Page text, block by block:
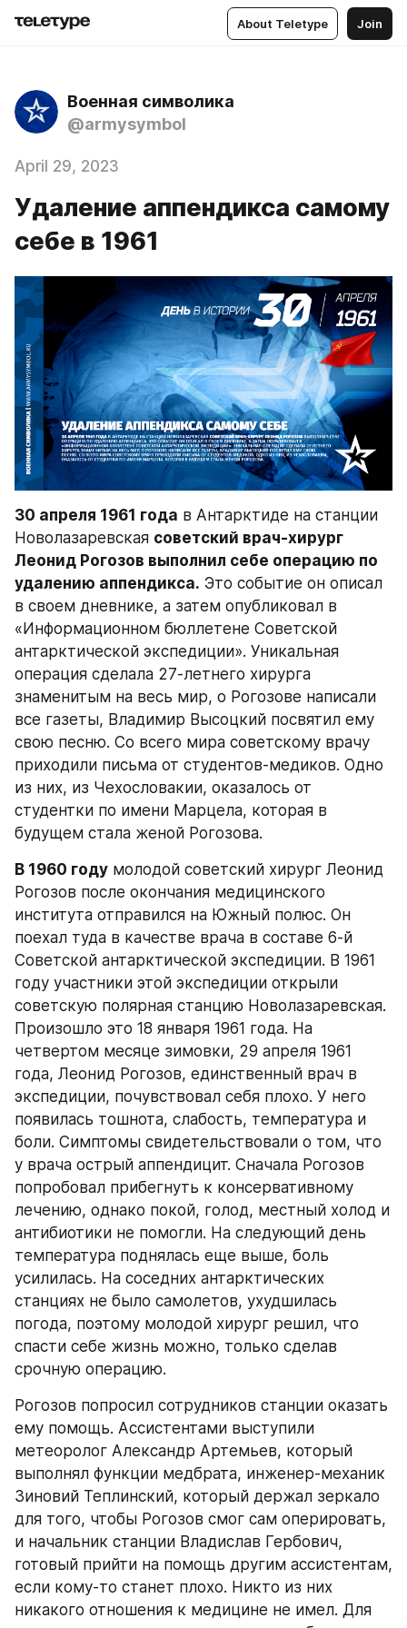
About Teletype Join
Военная символика
@armysymbol
April 29, 2023
Удаление аппендикса самому
себе в 1961
30 апреля 1961 года в Антарктиде на станции
Новолазаревская советский врач-хирург
Леонид Рогозов выполнил себе операцию по
удалению аппендикса. Это событие он описал
в своем дневнике, а затем опубликовал в
«Информационном бюллетене Советской
антарктической экспедиции». Уникальная
операция сделала 27-летнего хирурга
знаменитым на весь мир, о Рогозове написали
все газеты, Владимир Высоцкий посвятил ему
свою песню. Со всего мира советскому врачу
приходили письма от студентов-медиков. Одно
из них, из Чехословакии, оказалось от
студентки по имени Марцела, которая в
будущем стала женой Рогозова.
В 1960 году молодой советский хирург Леонид
Рогозов после окончания медицинского
института отправился на Южный полюс. Он
поехал туда в качестве врача в составе 6-й
Советской антарктической экспедиции. В 1961
году участники этой экспедиции открыли
советскую полярная станцию Новолазаревская.
Произошло это 18 января 1961 года. На
четвертом месяце зимовки, 29 апреля 1961
года, Леонид Рогозов, единственный врач в
экспедиции, почувствовал себя плохо. У него
появилась тошнота, слабость, температура и
боли. Симптомы свидетельствовали о том, что
у врача острый аппендицит. Сначала Рогозов
попробовал прибегнуть к консервативному
лечению, однако покой, голод, местный холод и
антибиотики не помогли. На следующий день
температура поднялась еще выше, боль
усилилась. На соседних антарктических
станциях не было самолетов, ухудшилась
погода, поэтому молодой хирург решил, что
спасти себе жизнь можно, только сделав
срочную операцию.
Рогозов попросил сотрудников станции оказать
ему помощь. Ассистентами выступили
метеоролог Александр Артемьев, который
выполнял функции медбрата, инженер-механик
Зиновий Теплинский, который держал зеркало
для того, чтобы Рогозов смог сам оперировать,
и начальник станции Владислав Гербович,
готовый прийти на помощь другим ассистентам,
если кому-то станет плохо. Никто из них
никакого отношения к медицине не имел. Для